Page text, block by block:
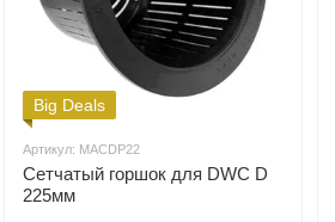
Big Deals
Артикул: MACDP22
Сетчатый горшок для DWC D
225мм